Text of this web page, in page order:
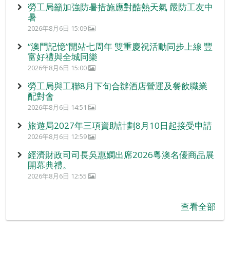
勞工局籲加強防暑措施應對酷熱天氣 嚴防工友中
暑
2026年8月6日 15:09
“澳門記憶”開站七周年 雙重慶祝活動同步上線 豐
富好禮與全城同樂
2026年8月6日 15:00
勞工局與工聯8月下旬合辦酒店營運及餐飲職業
配對會
2026年8月6日 14:51
旅遊局2027年三項資助計劃8月10日起接受申請
2026年8月6日 12:59
經濟財政司司長吳惠嫻出席2026粵澳名優商品展
開幕典禮。
2026年8月6日 12:55
查看全部